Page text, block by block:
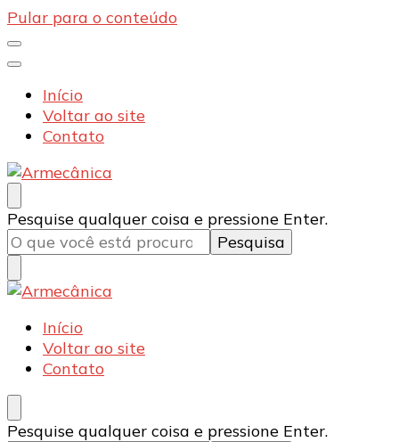
Pular para o conteúdo
Início
Voltar ao site
Contato
Armecânica
Blog
Procurando
algo?
Pesquise qualquer coisa e pressione Enter.
Armecânica
Blog
Início
Voltar ao site
Contato
Procurando
Pesquise qualquer coisa e pressione Enter.